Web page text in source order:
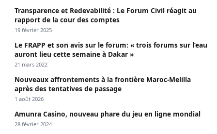
Transparence et Redevabilité : Le Forum Civil réagit au
rapport de la cour des comptes
19 février 2025
Le FRAPP et son avis sur le forum: « trois forums sur l’eau
auront lieu cette semaine à Dakar »
21 mars 2022
Nouveaux affrontements à la frontière Maroc-Melilla
après des tentatives de passage
1 août 2026
Amunra Casino, nouveau phare du jeu en ligne mondial
28 février 2024